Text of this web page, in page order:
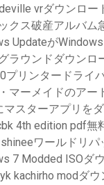
vrダウンロー
クス破産アルバム
Updateが
ラウンドダウンロ
プリンタードライ
マーメイドのアー
マスターアプリを
4th edition pdf無
ワールドリ
7 Modded ISOダ
kachirho modダウ